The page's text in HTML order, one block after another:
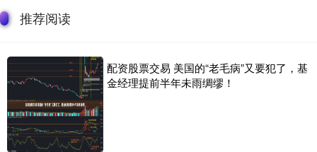
推荐阅读
配资股票交易 美国的“老毛病”又要犯了，基
金经理提前半年未雨绸缪！